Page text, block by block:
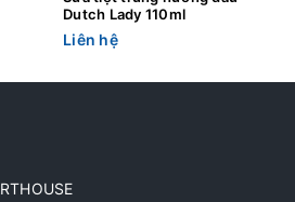
Dutch Lady 110ml
Liên hệ